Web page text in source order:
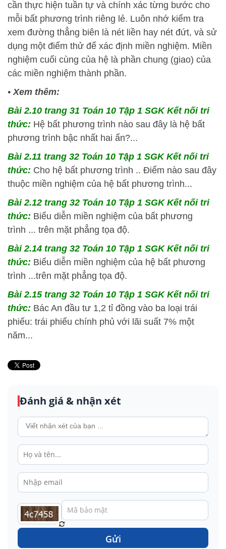
cần thực hiện tuần tự và chính xác từng bước cho
mỗi bất phương trình riêng lẻ. Luôn nhớ kiểm tra
xem đường thẳng biên là nét liền hay nét đứt, và sử
dụng một điểm thử để xác định miền nghiệm. Miền
nghiệm cuối cùng của hệ là phần chung (giao) của
các miền nghiệm thành phần.
• Xem thêm:
Bài 2.10 trang 31 Toán 10 Tập 1 SGK Kết nối tri
thức: Hệ bất phương trình nào sau đây là hệ bất
phương trình bậc nhất hai ẩn?...
Bài 2.11 trang 32 Toán 10 Tập 1 SGK Kết nối tri
thức: Cho hệ bất phương trình .. Điểm nào sau đây
thuộc miền nghiệm của hệ bất phương trình...
Bài 2.12 trang 32 Toán 10 Tập 1 SGK Kết nối tri
thức: Biểu diễn miền nghiệm của bất phương
trình ... trên mặt phẳng tọa độ.
Bài 2.14 trang 32 Toán 10 Tập 1 SGK Kết nối tri
thức: Biểu diễn miền nghiệm của hệ bất phương
trình ...trên mặt phẳng tọa độ.
Bài 2.15 trang 32 Toán 10 Tập 1 SGK Kết nối tri
thức: Bác An đầu tư 1,2 tỉ đồng vào ba loại trái
phiếu: trái phiếu chính phủ với lãi suất 7% một
năm...
Đánh giá & nhận xét
Gửi